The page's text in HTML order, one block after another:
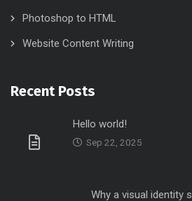
Photoshop to HTML
Website Content Writing
Recent Posts
Hello world!
Sep 22, 2025
Why a visual identity